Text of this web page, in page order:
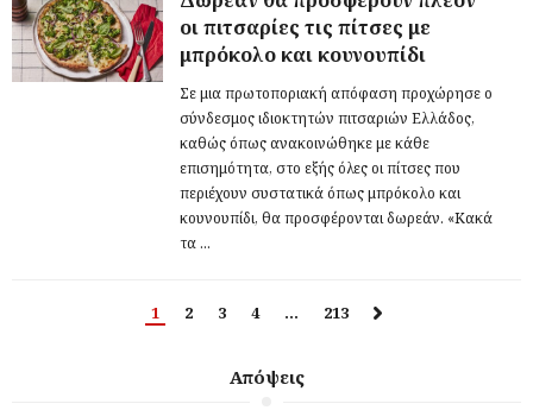
οι πιτσαρίες τις πίτσες με
μπρόκολο και κουνουπίδι
Σε μια πρωτοποριακή απόφαση προχώρησε ο
σύνδεσμος ιδιοκτητών πιτσαριών Ελλάδος,
καθώς όπως ανακοινώθηκε με κάθε
επισημότητα, στο εξής όλες οι πίτσες που
περιέχουν συστατικά όπως μπρόκολο και
κουνουπίδι, θα προσφέρονται δωρεάν. «Κακά
τα ...
1 2 3 4 … 213
Απόψεις